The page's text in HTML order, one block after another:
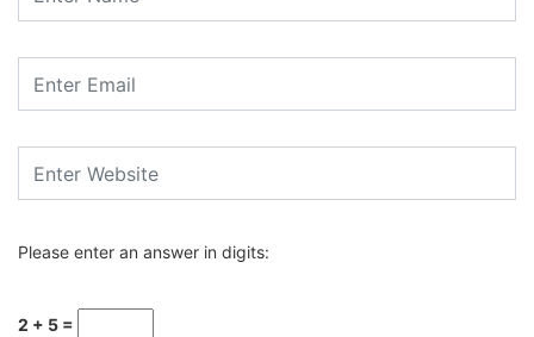
Please enter an answer in digits:
2 + 5 =